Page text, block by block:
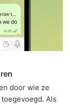
door wie ze
Als